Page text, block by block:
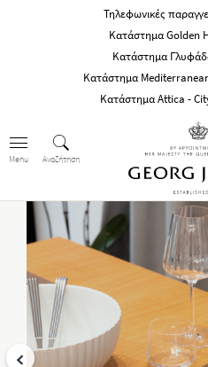
Τηλεφωνικές
Κατάστημα Golden
Κατάστημα
Κατάστημα
Κατάστημα Attica -
Menu Αναζήτηση